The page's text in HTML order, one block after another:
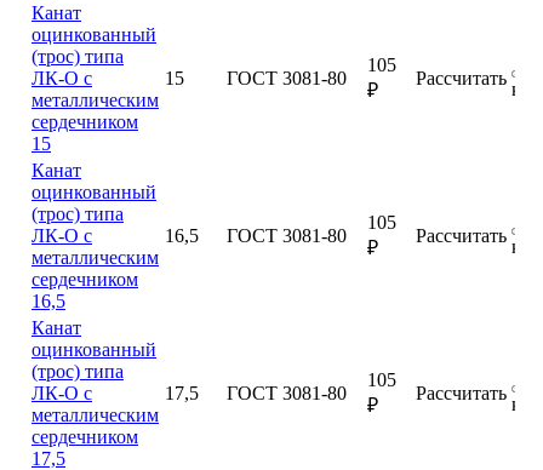
Канат
оцинкованный
(трос) типа
ЛК-О с
металлическим
сердечником
15
15 ГОСТ 3081-80
105
₽
Рассчитать
Канат
оцинкованный
(трос) типа
ЛК-О с
металлическим
сердечником
16,5
16,5 ГОСТ 3081-80
105
₽
Рассчитать
Канат
оцинкованный
(трос) типа
ЛК-О с
металлическим
сердечником
17,5
17,5 ГОСТ 3081-80
105
₽
Рассчитать